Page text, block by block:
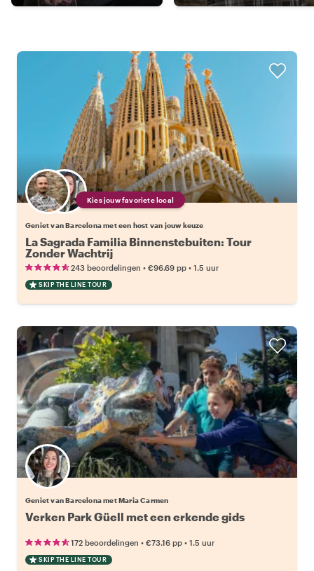
Kies jouw favoriete local
Geniet van Barcelona met een host van jouw keuze
La Sagrada Familia Binnenstebuiten: Tour
Zonder Wachtrij
243 beoordelingen • €96.69 pp • 1.5 uur
SKIP THE LINE TOUR
Geniet van Barcelona met Maria Carmen
Verken Park Güell met een erkende gids
172 beoordelingen • €73.16 pp • 1.5 uur
SKIP THE LINE TOUR